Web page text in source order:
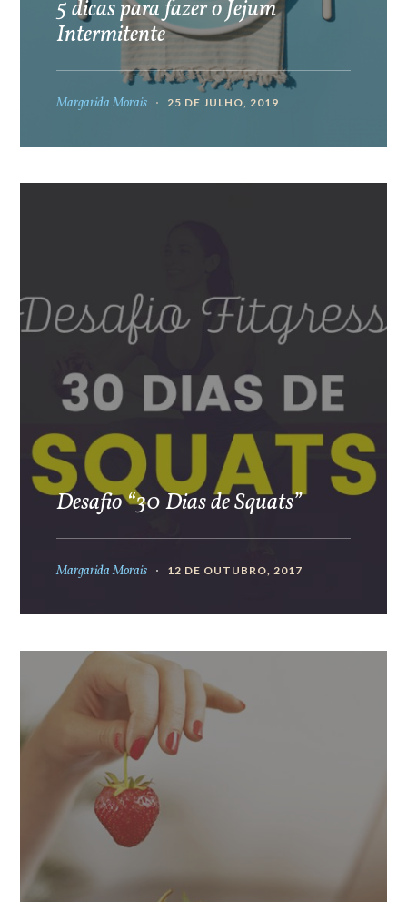
5 dicas para fazer o Jejum
Intermitente
Margarida Morais 25 DE JULHO, 2019
Desafio “30 Dias de Squats”
Margarida Morais 12 DE OUTUBRO, 2017